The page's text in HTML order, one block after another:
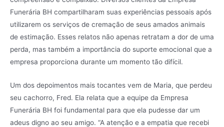
Funerária BH compartilharam suas experiências pessoais após
utilizarem os serviços de cremação de seus amados animais
de estimação. Esses relatos não apenas retratam a dor de uma
perda, mas também a importância do suporte emocional que a
empresa proporciona durante um momento tão difícil.
Um dos depoimentos mais tocantes vem de Maria, que perdeu
seu cachorro, Fred. Ela relata que a equipe da Empresa
Funerária BH foi fundamental para que ela pudesse dar um
adeus digno ao seu amigo. “A atenção e a empatia que recebi